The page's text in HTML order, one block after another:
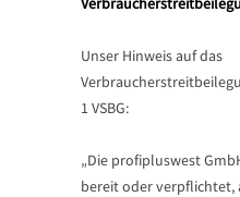
Unser Hinweis auf das
1 VSBG:
„Die profipluswest
bereit oder verpflichtet,